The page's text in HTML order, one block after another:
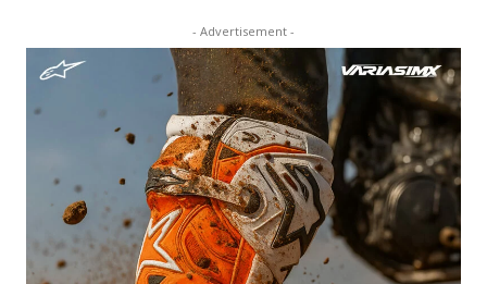
- Advertisement -